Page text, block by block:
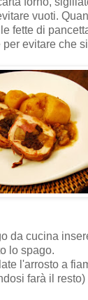
vuoti.
fette di
evitare che
da cucina
lo spago.
l'arrosto a
farà il resto)